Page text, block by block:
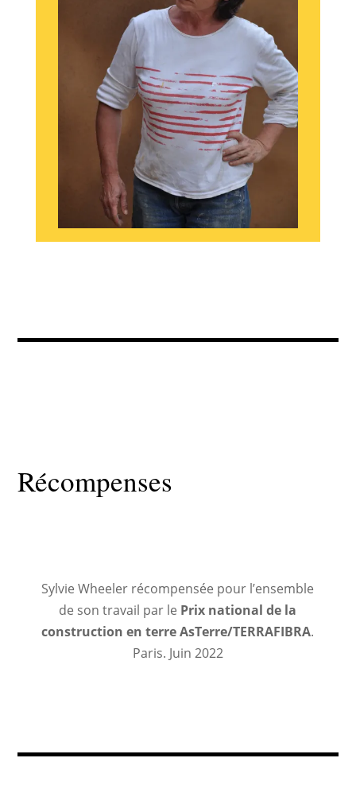
Récompenses
Sylvie Wheeler récompensée pour l’ensemble
de son travail par le Prix national de la
construction en terre AsTerre/TERRAFIBRA.
Paris. Juin 2022